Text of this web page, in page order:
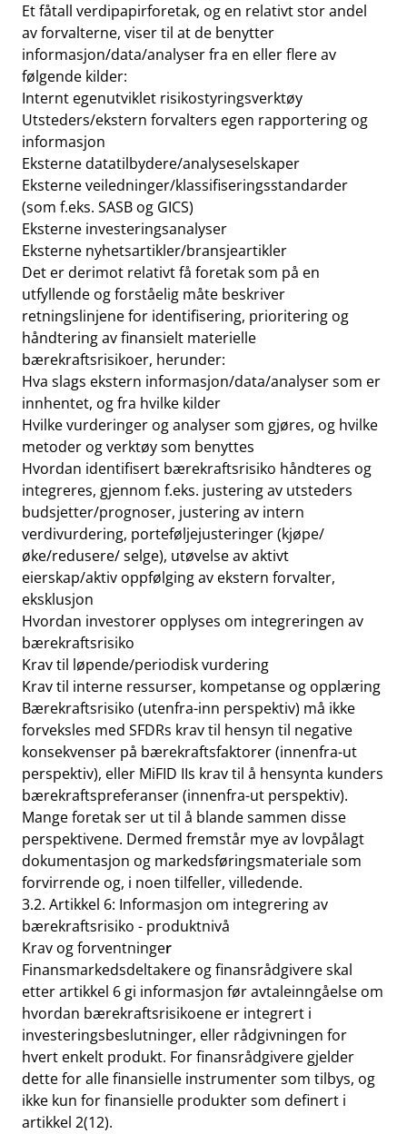
Et fåtall verdipapirforetak, og en relativt stor andel
av forvalterne, viser til at de benytter
informasjon/data/analyser fra en eller flere av
følgende kilder:
Internt egenutviklet risikostyringsverktøy
Utsteders/ekstern forvalters egen rapportering og
informasjon
Eksterne datatilbydere/analyseselskaper
Eksterne veiledninger/klassifiseringsstandarder
(som f.eks. SASB og GICS)
Eksterne investeringsanalyser
Eksterne nyhetsartikler/bransjeartikler
Det er derimot relativt få foretak som på en
utfyllende og forståelig måte beskriver
retningslinjene for identifisering, prioritering og
håndtering av finansielt materielle
bærekraftsrisikoer, herunder:
Hva slags ekstern informasjon/data/analyser som er
innhentet, og fra hvilke kilder
Hvilke vurderinger og analyser som gjøres, og hvilke
metoder og verktøy som benyttes
Hvordan identifisert bærekraftsrisiko håndteres og
integreres, gjennom f.eks. justering av utsteders
budsjetter/prognoser, justering av intern
verdivurdering, porteføljejusteringer (kjøpe/
øke/redusere/ selge), utøvelse av aktivt
eierskap/aktiv oppfølging av ekstern forvalter,
eksklusjon
Hvordan investorer opplyses om integreringen av
bærekraftsrisiko
Krav til løpende/periodisk vurdering
Krav til interne ressurser, kompetanse og opplæring
Bærekraftsrisiko (utenfra-inn perspektiv) må ikke
forveksles med SFDRs krav til hensyn til negative
konsekvenser på bærekraftsfaktorer (innenfra-ut
perspektiv), eller MiFID IIs krav til å hensynta kunders
bærekraftspreferanser (innenfra-ut perspektiv).
Mange foretak ser ut til å blande sammen disse
perspektivene. Dermed fremstår mye av lovpålagt
dokumentasjon og markedsføringsmateriale som
forvirrende og, i noen tilfeller, villedende.
3.2. Artikkel 6: Informasjon om integrering av
bærekraftsrisiko - produktnivå
Krav og forventninger
Finansmarkedsdeltakere og finansrådgivere skal
etter artikkel 6 gi informasjon før avtaleinngåelse om
hvordan bærekraftsrisikoene er integrert i
investeringsbeslutninger, eller rådgivningen for
hvert enkelt produkt. For finansrådgivere gjelder
dette for alle finansielle instrumenter som tilbys, og
ikke kun for finansielle produkter som definert i
artikkel 2(12).